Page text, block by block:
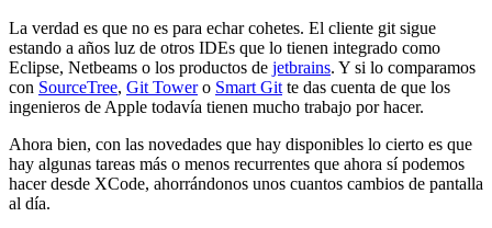
La verdad es que no es para echar cohetes. El cliente git sigue
estando a años luz de otros IDEs que lo tienen integrado como
Eclipse, Netbeams o los productos de jetbrains. Y si lo comparamos
con SourceTree, Git Towero Smart Git te das cuenta de que los
ingenieros de Apple todavía tienen mucho trabajo por hacer.
Ahora bien, con las novedades que hay disponibles lo cierto es que
hay algunas tareas más o menos recurrentes que ahora sí podemos
hacer desde XCode, ahorrándonos unos cuantos cambios de pantalla
al día.